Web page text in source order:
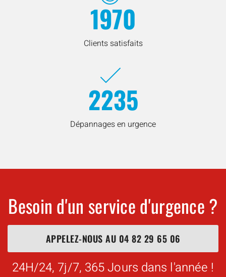
1970
Clients satisfaits
2235
Dépannages en urgence
Besoin d'un service d'urgence ?
APPELEZ-NOUS AU 04 82 29 65 06
24H/24, 7j/7, 365 Jours dans l'année !